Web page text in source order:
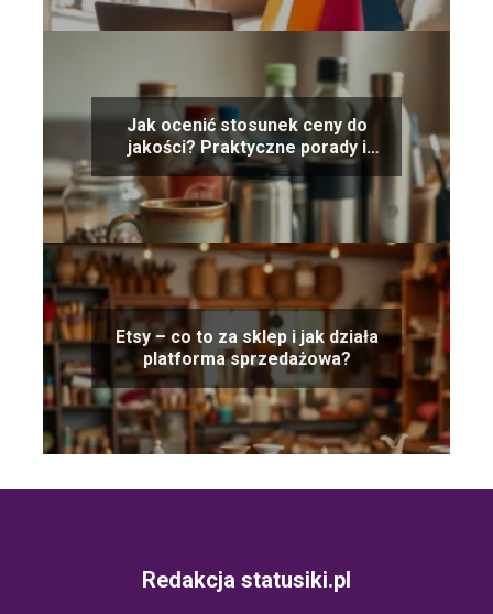
Jak ocenić stosunek ceny do
jakości? Praktyczne porady i
wskazówki
Etsy – co to za sklep i jak działa
platforma sprzedażowa?
Redakcja statusiki.pl